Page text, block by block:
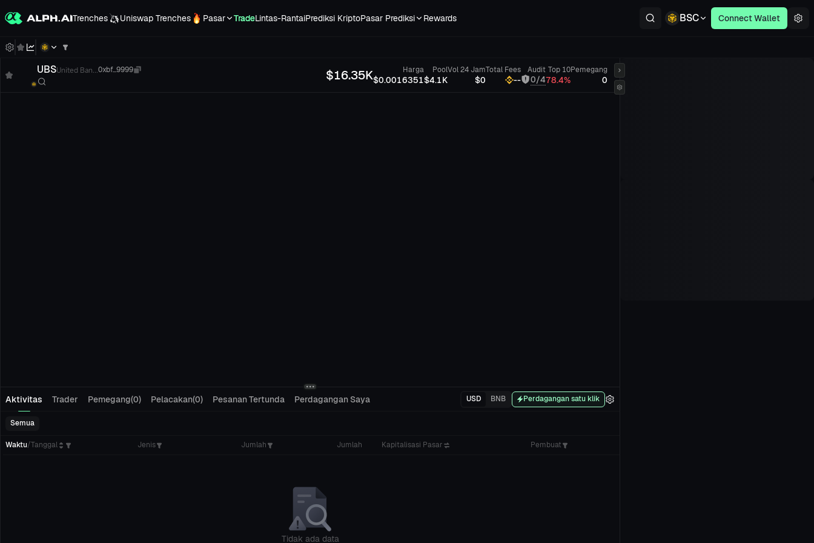
Trenches Uniswap Trenches Pasar TradeLintas-RantaiPrediksi KriptoPasar Prediksi Rewards BSC Connect Wallet
UBSUnited Ban... 0xbf...9999 $16.35K Harga
$0.0016351
Pool
$4.1K
Vol 24 Jam
$0
Total Fees
--
Audit
0/4
Top 10
78.4%
Pemegang
0
Aktivitas Trader Pemegang(0) Pelacakan(0) Pesanan Tertunda Perdagangan Saya USD BNB Perdagangan satu klik
Semua
Waktu/Tanggal Jenis Jumlah Jumlah Kapitalisasi Pasar Pembuat
Tidak ada data